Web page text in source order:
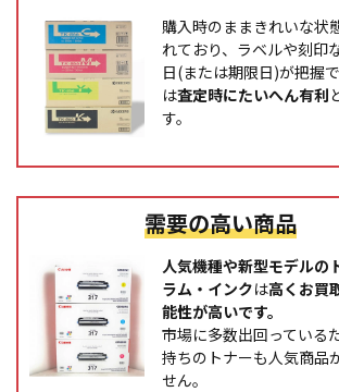
購入時のままきれいな状
れており、ラベルや刻印
日(または期限日)が把握
は査定時にたいへん有利
す。
需要の高い商品
人気機種や新型モデルの
ラム・インクは高くお買
能性が高いです。
市場に多数出回っている
持ちのトナーも人気商品
せん。